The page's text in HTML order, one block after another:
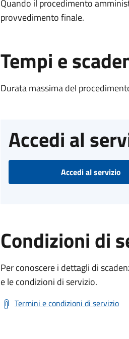
Quando il procedimento
provvedimento finale.
Tempi e
Durata massima del
Accedi al
Accedi al servizio
Condizioni di
Per conoscere i dettagli di
e le condizioni di servizio.
Termini e condizioni di servizio